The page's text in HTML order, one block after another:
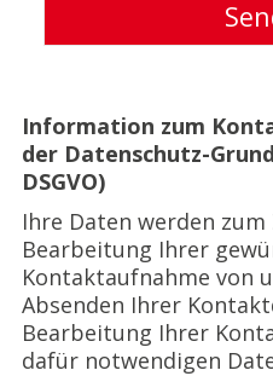
Information zum
der Datenschutz-
DSGVO)
Ihre Daten werden zum
Bearbeitung Ihrer
Kontaktaufnahme von
Absenden Ihrer
Bearbeitung Ihrer
dafür notwendigen